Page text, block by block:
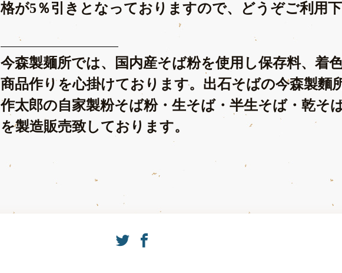
格が5％引きとなっておりますので、どうぞご利用下
今森製麺所では、国内産そば粉を使用し保存料、着
商品作りを心掛けております。出石そばの今森製麵
作太郎の自家製粉そば粉・生そば・半生そば・乾そ
を製造販売致しております。